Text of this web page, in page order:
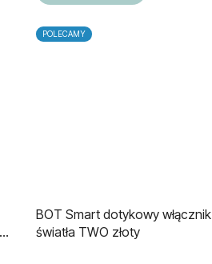
POLECAMY
BOT Smart dotykowy włącznik
światła TWO złoty